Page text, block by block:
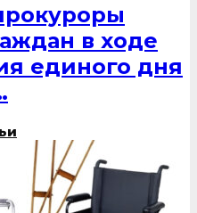
в ходе
единого дня